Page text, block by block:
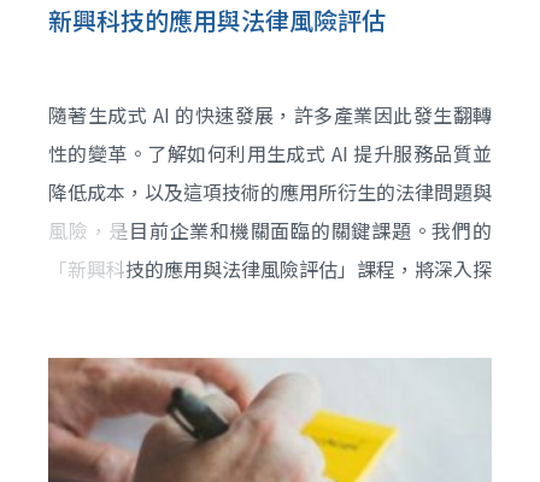
新興科技的應用與法律風險評估
隨著生成式 AI 的快速發展，許多產業因此發生翻轉
性的變革。了解如何利用生成式 AI 提升服務品質並
降低成本，以及這項技術的應用所衍生的法律問題與
風險，是目前企業和機關面臨的關鍵課題。我們的
「新興科技的應用與法律風險評估」課程，將深入探
果和解決方案，幫助企業和機關解決新興科技帶來的
法律與商業問題，並獲取商業利益。